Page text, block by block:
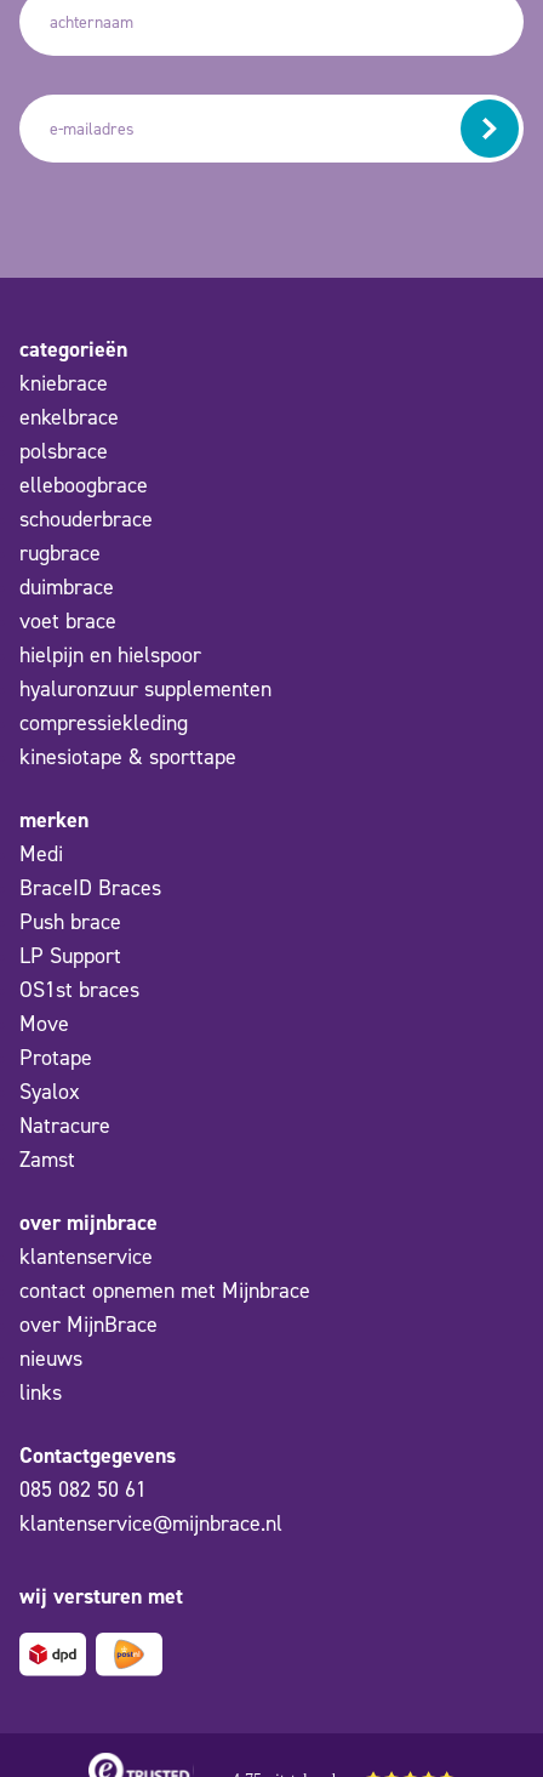
categorieën
kniebrace
enkelbrace
polsbrace
elleboogbrace
schouderbrace
rugbrace
duimbrace
voet brace
hielpijn en hielspoor
hyaluronzuur supplementen
compressiekleding
kinesiotape & sporttape
merken
Medi
BraceID Braces
Push brace
LP Support
OS1st braces
Move
Protape
Syalox
Natracure
Zamst
over mijnbrace
klantenservice
contact opnemen met Mijnbrace
over MijnBrace
nieuws
links
Contactgegevens
085 082 50 61
klantenservice@mijnbrace.nl
wij versturen met